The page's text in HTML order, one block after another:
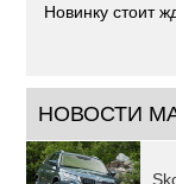
Новинку стоит
НОВОСТИ